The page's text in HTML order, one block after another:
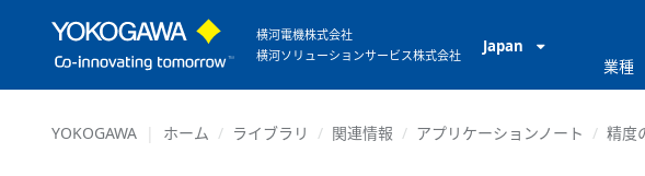
横河電機株式会社
横河ソリューションサービス株式会社
Japan
業種
YOKOGAWA ホーム ライブラリ 関連情報 アプリケーションノート 精度